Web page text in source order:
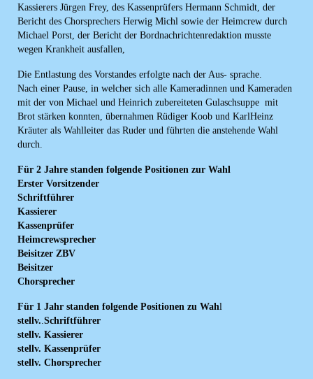
Kassierers Jürgen Frey, des Kassenprüfers Hermann Schmidt, der
Bericht des Chorsprechers Herwig Michl sowie der Heimcrew durch
Michael Porst, der Bericht der Bordnachrichtenredaktion musste
wegen Krankheit ausfallen,
Die Entlastung des Vorstandes erfolgte nach der Aus- sprache.
Nach einer Pause, in welcher sich alle Kameradinnen und Kameraden
mit der von Michael und Heinrich zubereiteten Gulaschsuppe mit
Brot stärken konnten, übernahmen Rüdiger Koob und KarlHeinz
Kräuter als Wahlleiter das Ruder und führten die anstehende Wahl
durch.
Für 2 Jahre standen folgende Positionen zur Wahl
Erster Vorsitzender
Schriftführer
Kassierer
Kassenprüfer
Heimcrewsprecher
Beisitzer ZBV
Beisitzer
Chorsprecher
Für 1 Jahr standen folgende Positionen zu Wahl
stellv..Schriftführer
stellv. Kassierer
stellv. Kassenprüfer
stellv. Chorsprecher